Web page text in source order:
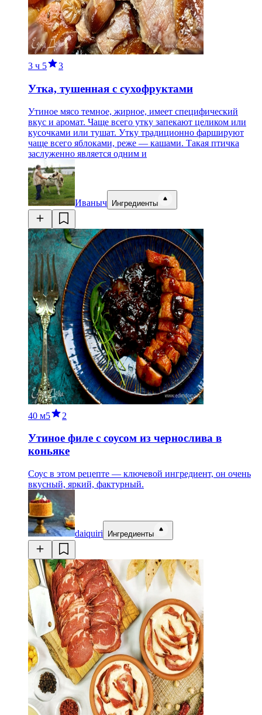
3 ч 5 3
Утка, тушенная с сухофруктами
Утиное мясо темное, жирное, имеет специфический
вкус и аромат. Чаще всего утку запекают целиком или
кусочками или тушат. Утку традиционно фаршируют
чаще всего яблоками, реже — кашами. Такая птичка
заслуженно является одним и
Иваныч Ингредиенты
40 м5 2
Утиное филе с соусом из чернослива в
коньяке
Соус в этом рецепте — ключевой ингредиент, он очень
вкусный, яркий, фактурный.
daiquiri Ингредиенты